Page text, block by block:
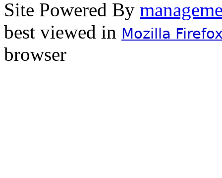
Site Powered By
best viewed in Mozilla
browser